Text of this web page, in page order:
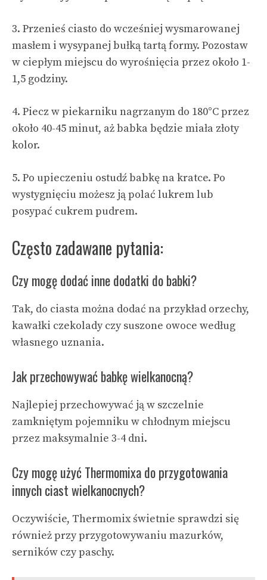
3. Przenieś ciasto do wcześniej wysmarowanej
masłem i wysypanej bułką tartą formy. Pozostaw
w ciepłym miejscu do wyrośnięcia przez około 1-
1,5 godziny.
4. Piecz w piekarniku nagrzanym do 180°C przez
około 40-45 minut, aż babka będzie miała złoty
kolor.
5. Po upieczeniu ostudź babkę na kratce. Po
wystygnięciu możesz ją polać lukrem lub
posypać cukrem pudrem.
Często zadawane pytania:
Czy mogę dodać inne dodatki do babki?
Tak, do ciasta można dodać na przykład orzechy,
kawałki czekolady czy suszone owoce według
własnego uznania.
Jak przechowywać babkę wielkanocną?
Najlepiej przechowywać ją w szczelnie
zamkniętym pojemniku w chłodnym miejscu
przez maksymalnie 3-4 dni.
Czy mogę użyć Thermomixa do przygotowania
innych ciast wielkanocnych?
Oczywiście, Thermomix świetnie sprawdzi się
również przy przygotowywaniu mazurków,
serników czy paschy.